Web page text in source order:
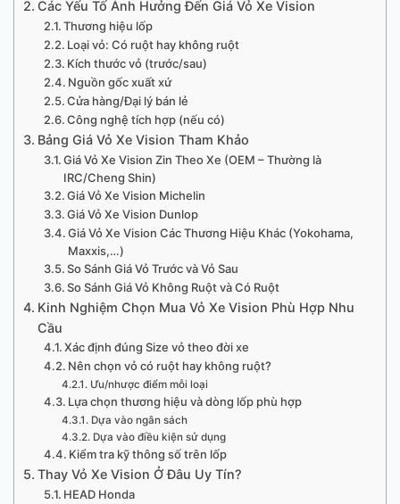
Các Yếu Tố Ảnh Hưởng Đến Giá Vỏ Xe Vision
Thương hiệu lốp
Loại vỏ: Có ruột hay không ruột
Kích thước vỏ (trước/sau)
Nguồn gốc xuất xứ
Cửa hàng/Đại lý bán lẻ
Công nghệ tích hợp (nếu có)
Bảng Giá Vỏ Xe Vision Tham Khảo
Giá Vỏ Xe Vision Zin Theo Xe (OEM – Thường là
IRC/Cheng Shin)
Giá Vỏ Xe Vision Michelin
Giá Vỏ Xe Vision Dunlop
Giá Vỏ Xe Vision Các Thương Hiệu Khác (Yokohama,
Maxxis,…)
So Sánh Giá Vỏ Trước và Vỏ Sau
So Sánh Giá Vỏ Không Ruột và Có Ruột
Kinh Nghiệm Chọn Mua Vỏ Xe Vision Phù Hợp Nhu
Cầu
Xác định đúng Size vỏ theo đời xe
Nên chọn vỏ có ruột hay không ruột?
Ưu/nhược điểm mỗi loại
Lựa chọn thương hiệu và dòng lốp phù hợp
Dựa vào ngân sách
Dựa vào điều kiện sử dụng
Kiểm tra kỹ thông số trên lốp
Thay Vỏ Xe Vision Ở Đâu Uy Tín?
HEAD Honda